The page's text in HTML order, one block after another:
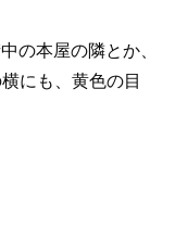
の本屋の隣とか、
にも、黄色の目